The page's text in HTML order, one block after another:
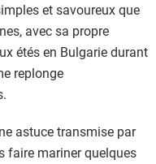
et savoureux que
avec sa propre
étés en Bulgarie durant
replonge
astuce transmise par
faire mariner quelques